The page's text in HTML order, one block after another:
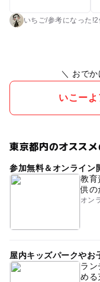
いちご/参考になった!2
＼ おで
いこーよ
東京都内のオスス
参加無料＆オンライン
教育
供の
オン
屋内キッズパークやお
ラン
める